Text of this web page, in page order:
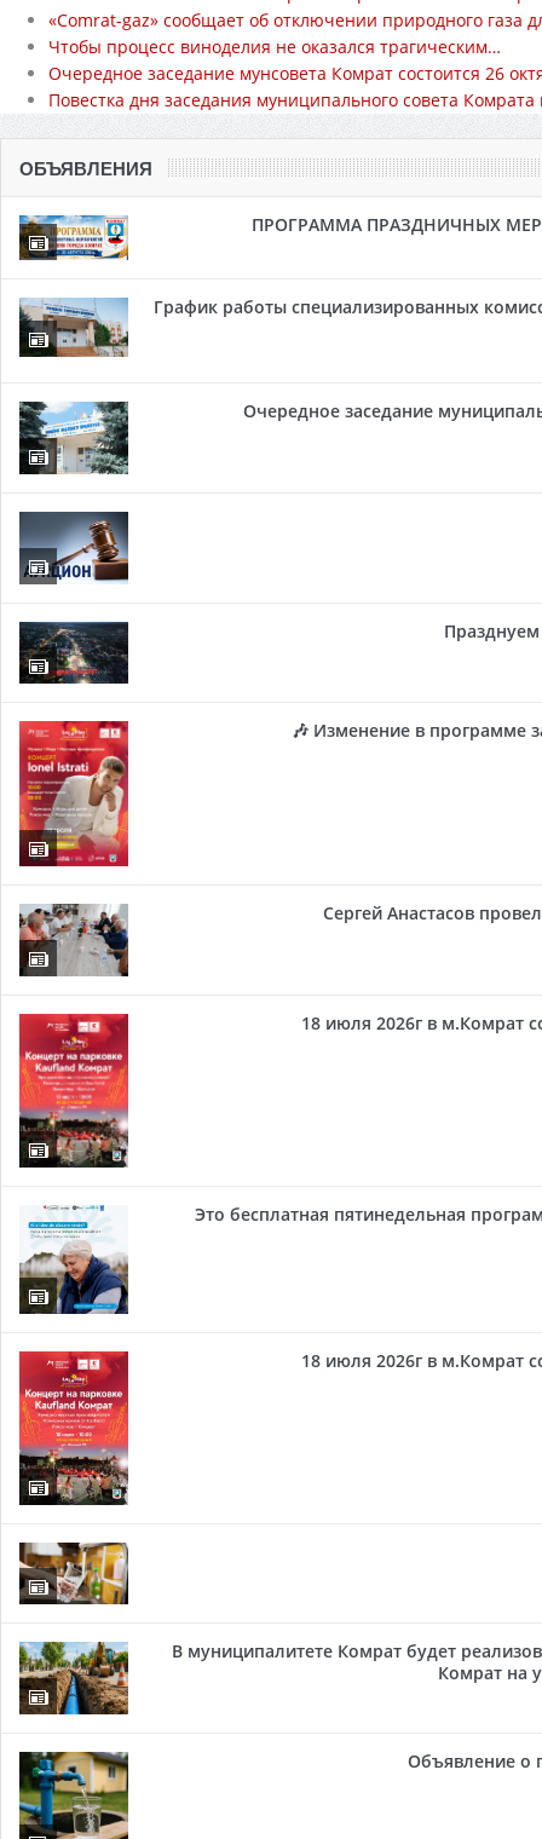
«Comrat-gaz» сообщает об отключении природного газа
Чтобы процесс виноделия не оказался трагическим…
Очередное заседание мунсовета Комрат состоится 26
Повестка дня заседания муниципального совета Комрата
ОБЪЯВЛЕНИЯ
ПРОГРАММА ПРАЗДНИЧНЫХ
График работы специализированных
Очередное заседание
Празднуем
🎶 Изменение в программе
Сергей Анастасов
18 июля 2026г в м.Комрат
Это бесплатная пятинедельная
18 июля 2026г в м.Комрат
В муниципалитете Комрат будет
Комрат на
Объявление о